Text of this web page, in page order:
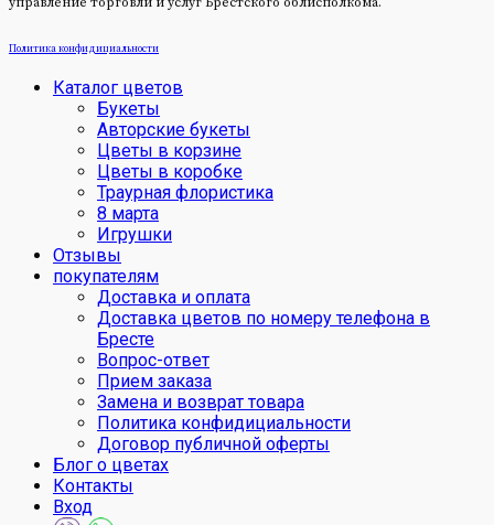
Политика конфидициальности
Каталог цветов
Букеты
Авторские букеты
Цветы в корзине
Цветы в коробке
Траурная флористика
8 марта
Игрушки
Отзывы
покупателям
Доставка и оплата
Доставка цветов по номеру телефона в
Бресте
Вопрос-ответ
Прием заказа
Замена и возврат товара
Политика конфидициальности
Договор публичной оферты
Блог о цветах
Контакты
Вход